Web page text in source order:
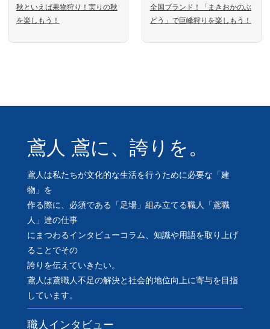
秋といえば果物狩り！実りの秋
を楽しもう！
全国ブランド！「まきおかのぶ
どう」で巨峰狩りを楽しもう！
鳶人 鳶に、誇りを。
鳶人は私たちが文化的な生活を行うために必要な「建
物」を
作る際に、必須である「足場」組み立てる職人「鳶職
人」達の仕事
にまつわるインタビューコラム、知識や用語を取り上げ
ることでその
誇りを伝えていきたい。
鳶人は鳶職人不足の解決と社会的地位向上に寄与を目指
しています。
職人インタビュー